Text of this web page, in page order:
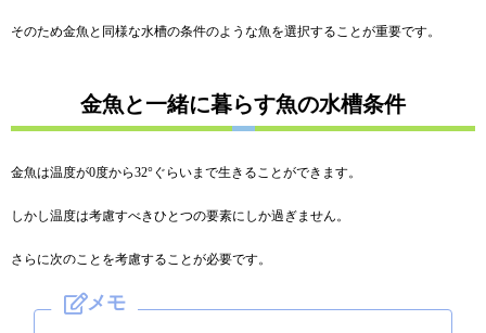
そのため金魚と同様な水槽の条件のような魚を選択することが重要です。
金魚と一緒に暮らす魚の水槽条件
金魚は温度が0度から32°ぐらいまで生きることができます。
しかし温度は考慮すべきひとつの要素にしか過ぎません。
さらに次のことを考慮することが必要です。